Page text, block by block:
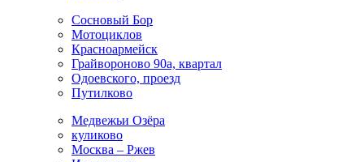
Сосновый Бор
Мотоциклов
Красноармейск
Грайвороново 90а, квартал
Одоевского, проезд
Путилково
Медвежьи Озёра
куликово
Москва – Ржев